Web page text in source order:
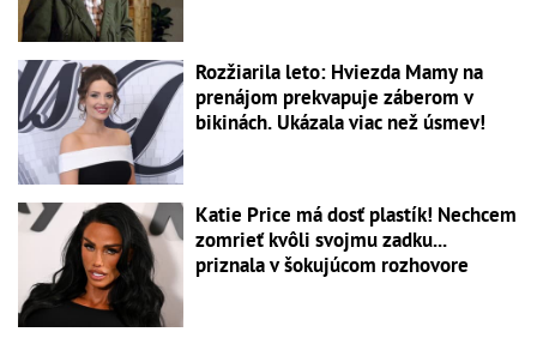
Rozžiarila leto: Hviezda Mamy na
prenájom prekvapuje záberom v
bikinách. Ukázala viac než úsmev!
Katie Price má dosť plastík! Nechcem
zomrieť kvôli svojmu zadku...
priznala v šokujúcom rozhovore